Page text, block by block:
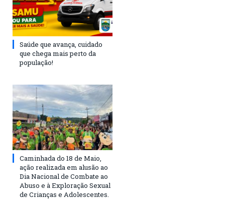
Saúde que avança, cuidado
que chega mais perto da
população!
Caminhada do 18 de Maio,
ação realizada em alusão ao
Dia Nacional de Combate ao
Abuso e à Exploração Sexual
de Crianças e Adolescentes.